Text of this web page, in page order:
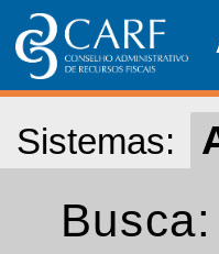
Sistemas:
Busca: